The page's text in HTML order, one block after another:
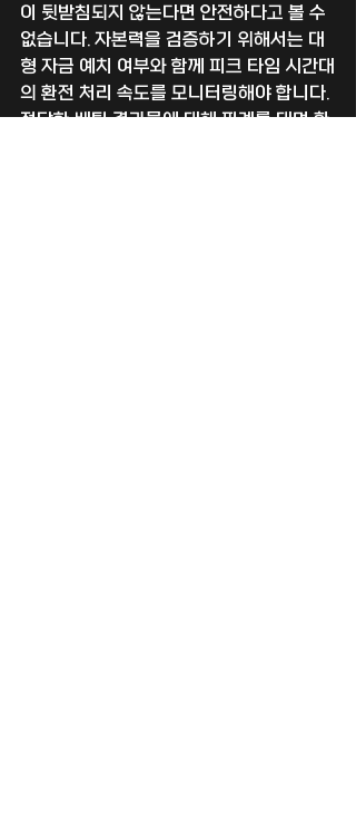
이 뒷받침되지 않는다면 안전하다고 볼 수
없습니다. 자본력을 검증하기 위해서는 대
형 자금 예치 여부와 함께 피크 타임 시간대
의 환전 처리 속도를 모니터링해야 합니다.
정당한 베팅 결과물에 대해 핑계를 대며 환